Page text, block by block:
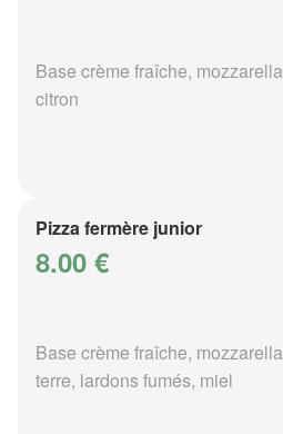
Base crème fraîche,
citron
Pizza fermère junior
8.00 €
Base crème fraîche,
terre, lardons fumés, miel